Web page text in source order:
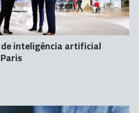
inteligência artificial